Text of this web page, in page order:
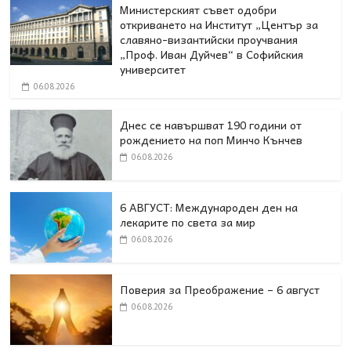
Министерският съвет одобри
откриването на Институт „Център за
славяно-византийски проучвания
„Проф. Иван Дуйчев“ в Софийския
университет
06.08.2026
Днес се навършват 190 години от
рождението на поп Минчо Кънчев
06.08.2026
6 АВГУСТ: Международен ден на
лекарите по света за мир
06.08.2026
Поверия за Преображение – 6 август
06.08.2026